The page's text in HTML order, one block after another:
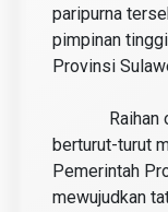
paripurna
pimpinan
Provinsi
Raihan
berturut-turut
Pemerintah
mewujudkan